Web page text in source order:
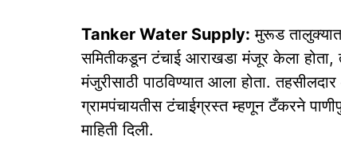
Tanker Water Supply: मुरूड
समितीकडून टंचाई आराखडा मंजूर केला होता,
मंजुरीसाठी पाठविण्यात आला होता.
ग्रामपंचायतीस टंचाईग्रस्त म्हणून टँकरने
माहिती दिली.